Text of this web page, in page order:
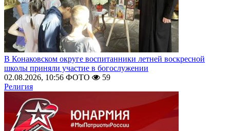
В Конаковском округе воспитанники летней воскресной
школы приняли участие в богослужении
02.08.2026, 10:56 ФОТО
59
Религия